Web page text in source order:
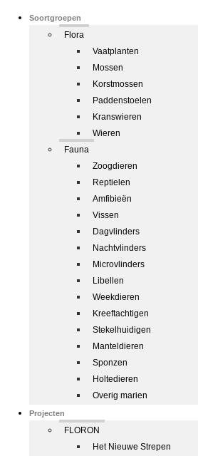
Soortgroepen
Flora
Vaatplanten
Mossen
Korstmossen
Paddenstoelen
Kranswieren
Wieren
Fauna
Zoogdieren
Reptielen
Amfibieën
Vissen
Dagvlinders
Nachtvlinders
Microvlinders
Libellen
Weekdieren
Kreeftachtigen
Stekelhuidigen
Manteldieren
Sponzen
Holtedieren
Overig marien
Projecten
FLORON
Het Nieuwe Strepen